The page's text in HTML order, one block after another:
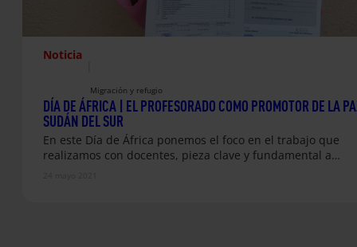
Noticia
Migración y refugio
DÍA DE ÁFRICA | EL PROFESORADO COMO PROMOTOR DE LA
SUDÁN DEL SUR
En este Día de África ponemos el foco en el trabajo que
realizamos con docentes, pieza clave y fundamental a…